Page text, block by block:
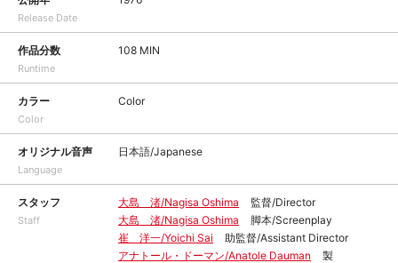
Release Date
作品分数
Runtime
108 MIN
カラー
Color
Color
オリジナル音声
Language
日本語/Japanese
スタッフ
Staff
大島 渚/Nagisa Oshima
監督/Director
大島 渚/Nagisa Oshima
脚本/Screenplay
崔 洋一/Yoichi Sai
助監督/Assistant Director
アナトール・ドーマン/Anatole Dauman
製